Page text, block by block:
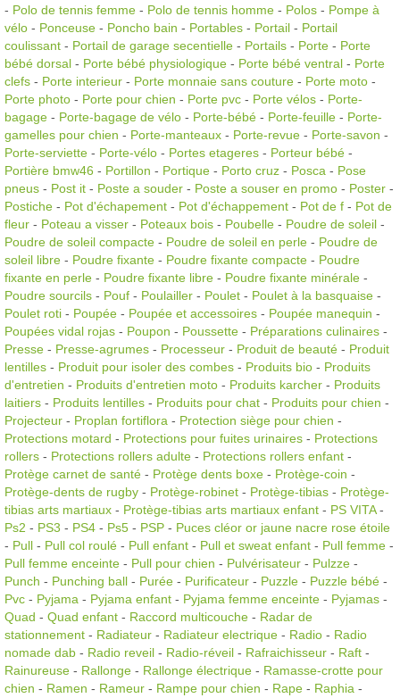
- Polo de tennis femme - Polo de tennis homme - Polos - Pompe à
vélo - Ponceuse - Poncho bain - Portables - Portail - Portail
coulissant - Portail de garage secentielle - Portails - Porte - Porte
bébé dorsal - Porte bébé physiologique - Porte bébé ventral - Porte
clefs - Porte interieur - Porte monnaie sans couture - Porte moto -
Porte photo - Porte pour chien - Porte pvc - Porte vélos - Porte-
bagage - Porte-bagage de vélo - Porte-bébé - Porte-feuille - Porte-
gamelles pour chien - Porte-manteaux - Porte-revue - Porte-savon -
Porte-serviette - Porte-vélo - Portes etageres - Porteur bébé -
Portière bmw46 - Portillon - Portique - Porto cruz - Posca - Pose
pneus - Post it - Poste a souder - Poste a souser en promo - Poster -
Postiche - Pot d'échapement - Pot d'échappement - Pot de f - Pot de
fleur - Poteau a visser - Poteaux bois - Poubelle - Poudre de soleil -
Poudre de soleil compacte - Poudre de soleil en perle - Poudre de
soleil libre - Poudre fixante - Poudre fixante compacte - Poudre
fixante en perle - Poudre fixante libre - Poudre fixante minérale -
Poudre sourcils - Pouf - Poulailler - Poulet - Poulet à la basquaise -
Poulet roti - Poupée - Poupée et accessoires - Poupée manequin -
Poupées vidal rojas - Poupon - Poussette - Préparations culinaires -
Presse - Presse-agrumes - Processeur - Produit de beauté - Produit
lentilles - Produit pour isoler des combes - Produits bio - Produits
d'entretien - Produits d'entretien moto - Produits karcher - Produits
laitiers - Produits lentilles - Produits pour chat - Produits pour chien -
Projecteur - Proplan fortiflora - Protection siège pour chien -
Protections motard - Protections pour fuites urinaires - Protections
rollers - Protections rollers adulte - Protections rollers enfant -
Protège carnet de santé - Protège dents boxe - Protège-coin -
Protège-dents de rugby - Protège-robinet - Protège-tibias - Protège-
tibias arts martiaux - Protège-tibias arts martiaux enfant - PS VITA-
Ps2 - PS3 - PS4 - Ps5 - PSP - Puces cléor or jaune nacre rose étoile
- Pull - Pull col roulé - Pull enfant - Pull et sweat enfant - Pull femme -
Pull femme enceinte - Pull pour chien - Pulvérisateur - Pulzze -
Punch - Punching ball - Purée - Purificateur - Puzzle - Puzzle bébé -
Pvc - Pyjama - Pyjama enfant - Pyjama femme enceinte - Pyjamas -
Quad - Quad enfant - Raccord multicouche - Radar de
stationnement - Radiateur - Radiateur electrique - Radio - Radio
nomade dab - Radio reveil - Radio-réveil - Rafraichisseur - Raft -
Rainureuse - Rallonge - Rallonge électrique - Ramasse-crotte pour
chien - Ramen - Rameur - Rampe pour chien - Rape - Raphia -